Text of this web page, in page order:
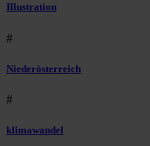
Illustration
#
Niederösterreich
#
klimawandel